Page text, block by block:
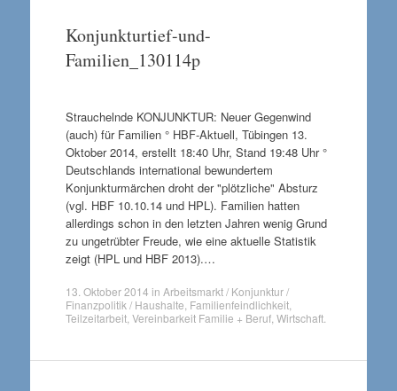
Konjunkturtief-und-
Familien_130114p
Strauchelnde KONJUNKTUR: Neuer Gegenwind
(auch) für Familien ° HBF-Aktuell, Tübingen 13.
Oktober 2014, erstellt 18:40 Uhr, Stand 19:48 Uhr °
Deutschlands international bewundertem
Konjunkturmärchen droht der "plötzliche" Absturz
(vgl. HBF 10.10.14 und HPL). Familien hatten
allerdings schon in den letzten Jahren wenig Grund
zu ungetrübter Freude, wie eine aktuelle Statistik
zeigt (HPL und HBF 2013).…
13. Oktober 2014 in Arbeitsmarkt / Konjunktur /
Finanzpolitik / Haushalte Familienfeindlichkeit,
Teilzeitarbeit, Vereinbarkeit Familie + Beruf, Wirtschaft.